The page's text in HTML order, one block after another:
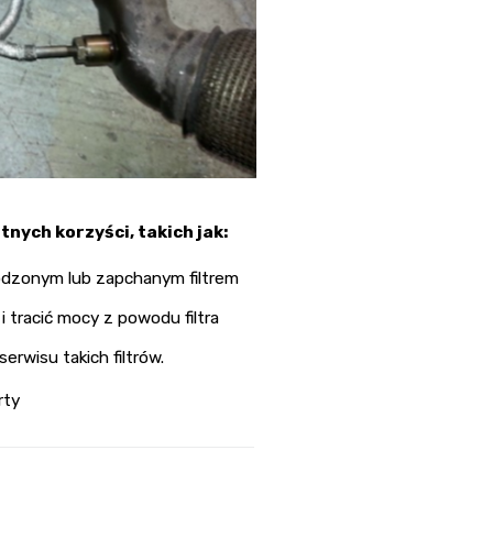
korzyści, takich jak:
lub zapchanym filtrem
tracić mocy z powodu filtra
takich filtrów.